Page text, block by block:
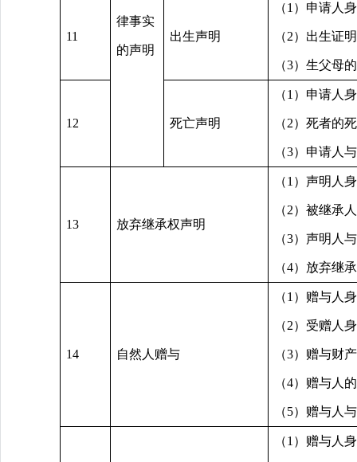
律事实
的声明
11 出生声明
（1）申请人
（2）出生证
（3）生父母
12 死亡声明
（1）申请人
（2）死者的
（3）申请人
13 放弃继承权声明
（1）声明人
（2）被继承
（3）声明人
（4）放弃继
14 自然人赠与
（1）赠与人
（2）受赠人
（3）赠与财
（4）赠与人
（5）赠与人
（1）赠与人